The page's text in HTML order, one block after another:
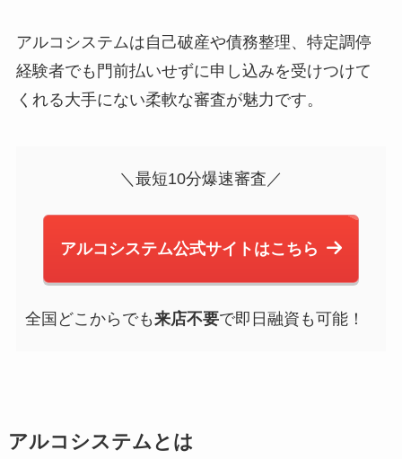
アルコシステムは自己破産や債務整理、特定調停
経験者でも門前払いせずに申し込みを受けつけて
くれる大手にない柔軟な審査が魅力です。
＼最短10分爆速審査／
アルコシステム公式サイトはこちら
全国どこからでも来店不要で即日融資も可能！
アルコシステムとは